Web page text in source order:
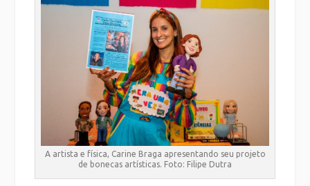
A artista e física, Carine Braga apresentando seu projeto
de bonecas artísticas. Foto: Filipe Dutra